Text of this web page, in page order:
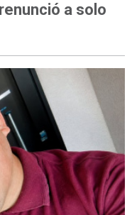
a solo